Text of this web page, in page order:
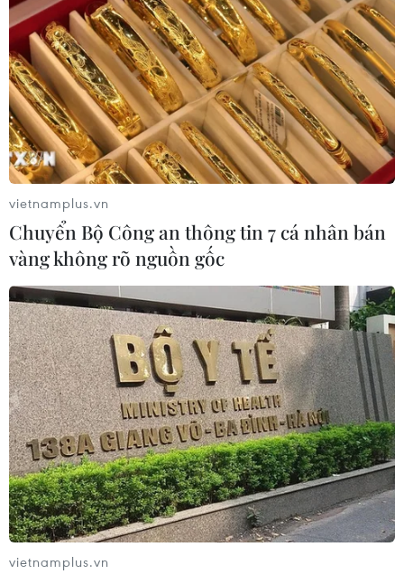
TIN CÙNG CHUYÊN MỤC
Cộng hòa Dân chủ Congo ghi nhận
hơn 300 trẻ em tử vong do Ebola
08/08/2026 15:21
Đà Nẵng: Hỗ trợ 700 triệu đồng cho
đồng bào nghèo xã Hùng Sơn
08/08/2026 09:58
vietnamplus.vn
Chuyển Bộ Công an thông tin 7 cá nhân bán
vàng không rõ nguồn gốc
vietnamplus.vn